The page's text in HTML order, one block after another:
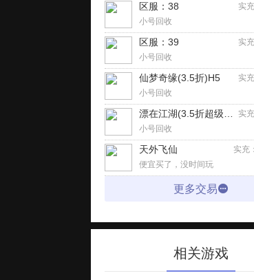
实
区服：38
小号回收
实
区服：39
小号回收
实
仙梦奇缘(3.5折)H5
小号回收
实
漂在江湖(3.5折超级返利版)H5
小号回收
实充
天外飞仙
便宜买了，没时间玩
更多交易
相关游戏